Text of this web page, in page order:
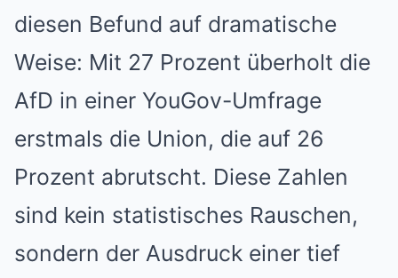
diesen Befund auf dramatische
Weise: Mit 27 Prozent überholt die
AfD in einer YouGov-Umfrage
erstmals die Union, die auf 26
Prozent abrutscht. Diese Zahlen
sind kein statistisches Rauschen,
sondern der Ausdruck einer tief